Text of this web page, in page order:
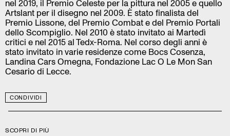
nel 2019, il Premio Celeste per la pittura nel 2005 e quello
Artslant per il disegno nel 2009. È stato finalista del
Premio Lissone, del Premio Combat e del Premio Portali
dello Scompiglio. Nel 2010 è stato invitato ai Martedì
critici e nel 2015 al Tedx-Roma. Nel corso degli anni è
stato invitato in varie residenze come Bocs Cosenza,
Landina Cars Omegna, Fondazione Lac O Le Mon San
Cesario di Lecce.
CONDIVIDI
SCOPRI DI PIÙ